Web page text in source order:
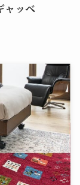
ャッベ